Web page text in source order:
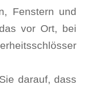
Fenstern und
vor Ort, bei
darauf, dass